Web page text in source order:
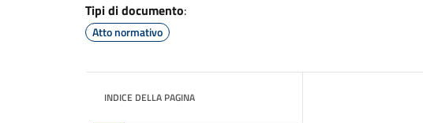
Tipi di documento:
Atto normativo
INDICE DELLA PAGINA